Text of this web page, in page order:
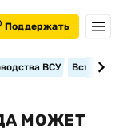
Поддержать
ВСУ
МОЖЕТ